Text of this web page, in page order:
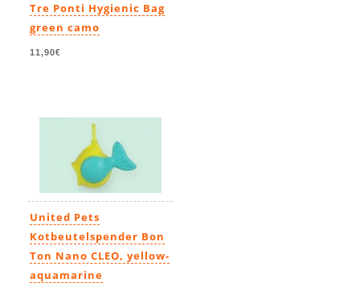
Tre Ponti Hygienic Bag
green camo
11,90€
United Pets
Kotbeutelspender Bon
Ton Nano CLEO, yellow-
aquamarine